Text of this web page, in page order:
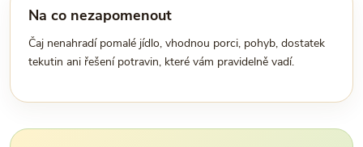
Na co nezapomenout
Čaj nenahradí pomalé jídlo, vhodnou porci, pohyb, dostatek
tekutin ani řešení potravin, které vám pravidelně vadí.